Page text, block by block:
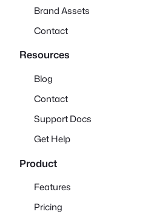
Brand Assets
Contact
Resources
Blog
Contact
Support Docs
Get Help
Product
Features
Pricing